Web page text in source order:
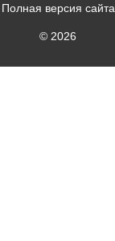
Полная версия сайта
© 2026